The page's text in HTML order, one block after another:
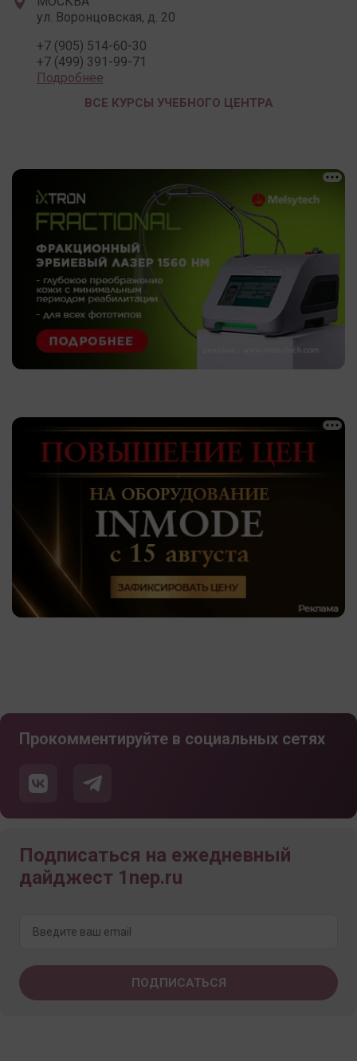
ул. Воронцовская, д. 20
+7 (905) 514-60-30
+7 (499) 391-99-71
Подробнее
ВСЕ КУРСЫ УЧЕБНОГО ЦЕНТРА
Прокомментируйте в социальных сетях
Подписаться на ежедневный
дайджест 1nep.ru